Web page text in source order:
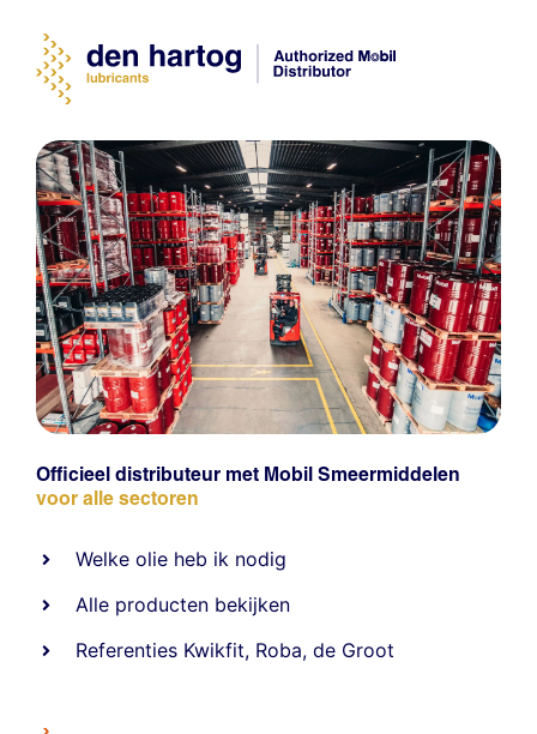
Officieel distributeur met Mobil Smeermiddelen
voor alle sectoren
Welke olie heb ik nodig
Alle producten bekijken
Referenties Kwikfit, Roba,de Groot